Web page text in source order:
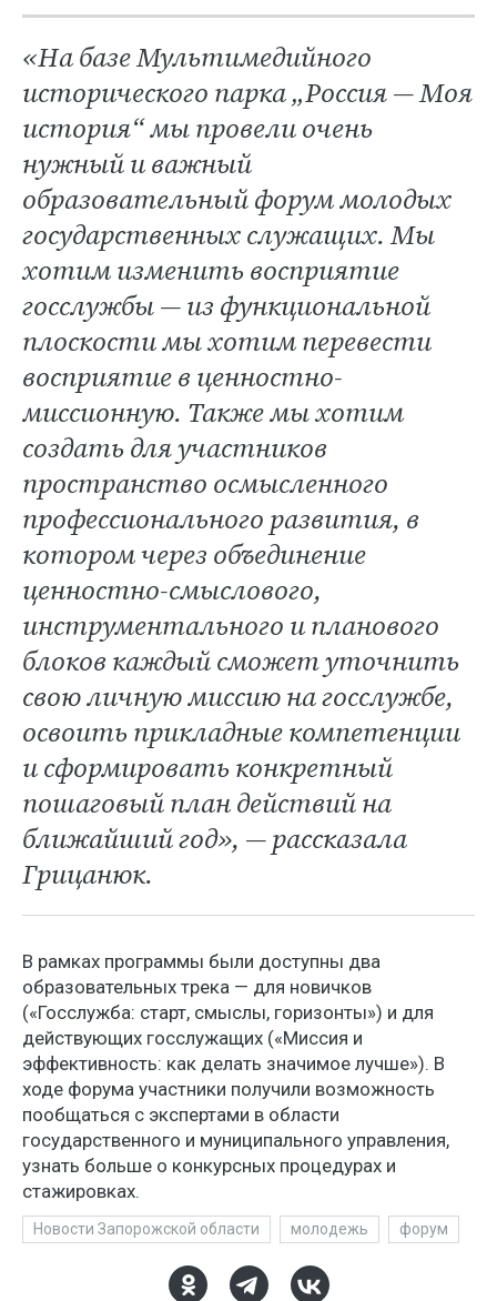
«На базе Мультимедийного
исторического парка „Россия — Моя
история“ мы провели очень
нужный и важный
образовательный форум молодых
государственных служащих. Мы
хотим изменить восприятие
госслужбы — из функциональной
плоскости мы хотим перевести
восприятие в ценностно-
миссионную. Также мы хотим
создать для участников
пространство осмысленного
профессионального развития, в
котором через объединение
ценностно-смыслового,
инструментального и планового
блоков каждый сможет уточнить
свою личную миссию на госслужбе,
освоить прикладные компетенции
и сформировать конкретный
пошаговый план действий на
ближайший год», — рассказала
Грицанюк.
В рамках программы были доступны два
образовательных трека — для новичков
(«Госслужба: старт, смыслы, горизонты») и для
действующих госслужащих («Миссия и
эффективность: как делать значимое лучше»). В
ходе форума участники получили возможность
пообщаться с экспертами в области
государственного и муниципального управления,
узнать больше о конкурсных процедурах и
стажировках.
Новости Запорожской области молодежь форум